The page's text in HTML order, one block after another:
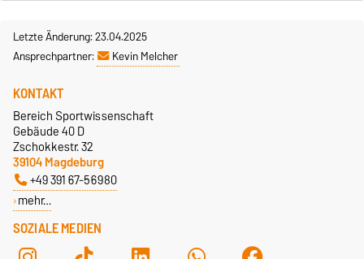
Letzte Änderung: 23.04.2025
Ansprechpartner:
Kevin Melcher
SOZIALE MEDIEN
KONTAKT
Bereich Sportwissenschaft
Gebäude 40 D
Zschokkestr. 32
39104 Magdeburg
+49 391 67-56980
mehr…